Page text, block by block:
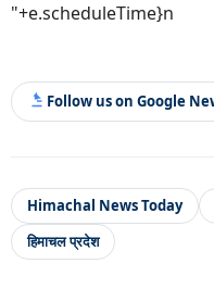
"+e.scheduleTime}n
Follow us on Google
Himachal News Today
हिमाचल प्रदेश